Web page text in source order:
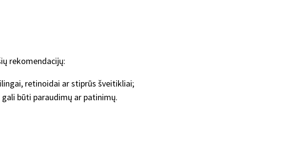
rekomendacijų:
retinoidai ar stiprūs šveitikliai;
būti paraudimų ar patinimų.